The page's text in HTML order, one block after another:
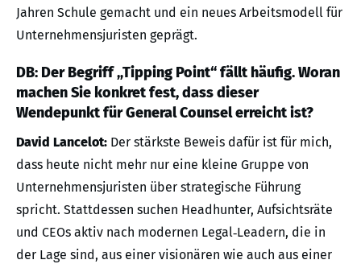
Jahren Schule gemacht und ein neues Arbeitsmodell für
Unternehmensjuristen geprägt.
DB: Der Begriff „Tipping Point“ fällt häufig. Woran
machen Sie konkret fest, dass dieser
Wendepunkt für General Counsel erreicht ist?
David Lancelot: Der stärkste Beweis dafür ist für mich,
dass heute nicht mehr nur eine kleine Gruppe von
Unternehmensjuristen über strategische Führung
spricht. Stattdessen suchen Headhunter, Aufsichtsräte
und CEOs aktiv nach modernen Legal‑Leadern, die in
der Lage sind, aus einer visionären wie auch aus einer